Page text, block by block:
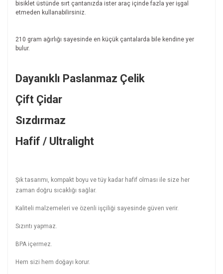
bisiklet üstünde sırt çantanızda ister araç içinde fazla yer işgal
etmeden kullanabilirsiniz.
210 gram ağırlığı sayesinde en küçük çantalarda bile kendine yer
bulur.
Dayanıklı Paslanmaz Çelik
Çift Çidar
Sızdırmaz
Hafif / Ultralight
Şık tasarımı, kompakt boyu ve tüy kadar hafif olması ile size her
zaman doğru sıcaklığı sağlar.
Kaliteli malzemeleri ve özenli işçiliği sayesinde güven verir.
Sızıntı yapmaz.
BPA içermez.
Hem sizi hem doğayı korur.